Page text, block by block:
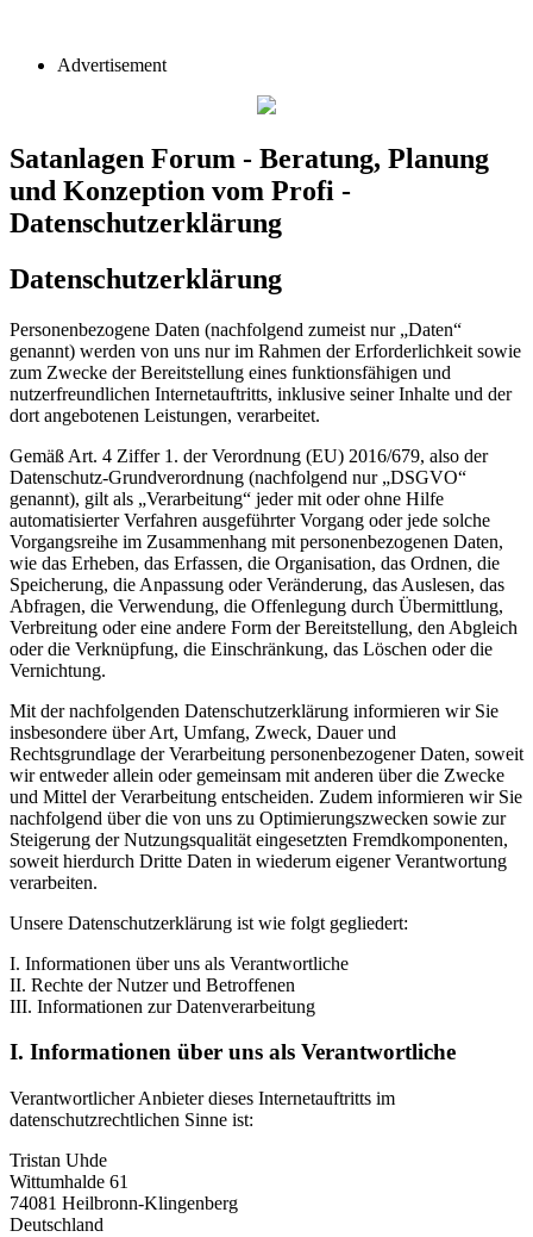
Advertisement
Satanlagen Forum - Beratung, Planung
und Konzeption vom Profi -
Datenschutzerklärung
Datenschutzerklärung
Personenbezogene Daten (nachfolgend zumeist nur „Daten“
genannt) werden von uns nur im Rahmen der Erforderlichkeit sowie
zum Zwecke der Bereitstellung eines funktionsfähigen und
nutzerfreundlichen Internetauftritts, inklusive seiner Inhalte und der
dort angebotenen Leistungen, verarbeitet.
Gemäß Art. 4 Ziffer 1. der Verordnung (EU) 2016/679, also der
Datenschutz-Grundverordnung (nachfolgend nur „DSGVO“
genannt), gilt als „Verarbeitung“ jeder mit oder ohne Hilfe
automatisierter Verfahren ausgeführter Vorgang oder jede solche
Vorgangsreihe im Zusammenhang mit personenbezogenen Daten,
wie das Erheben, das Erfassen, die Organisation, das Ordnen, die
Speicherung, die Anpassung oder Veränderung, das Auslesen, das
Abfragen, die Verwendung, die Offenlegung durch Übermittlung,
Verbreitung oder eine andere Form der Bereitstellung, den Abgleich
oder die Verknüpfung, die Einschränkung, das Löschen oder die
Vernichtung.
Mit der nachfolgenden Datenschutzerklärung informieren wir Sie
insbesondere über Art, Umfang, Zweck, Dauer und
Rechtsgrundlage der Verarbeitung personenbezogener Daten, soweit
wir entweder allein oder gemeinsam mit anderen über die Zwecke
und Mittel der Verarbeitung entscheiden. Zudem informieren wir Sie
nachfolgend über die von uns zu Optimierungszwecken sowie zur
Steigerung der Nutzungsqualität eingesetzten Fremdkomponenten,
soweit hierdurch Dritte Daten in wiederum eigener Verantwortung
verarbeiten.
Unsere Datenschutzerklärung ist wie folgt gegliedert:
I. Informationen über uns als Verantwortliche
II. Rechte der Nutzer und Betroffenen
III. Informationen zur Datenverarbeitung
I. Informationen über uns als Verantwortliche
Verantwortlicher Anbieter dieses Internetauftritts im
datenschutzrechtlichen Sinne ist:
Tristan Uhde
Wittumhalde 61
74081 Heilbronn-Klingenberg
Deutschland